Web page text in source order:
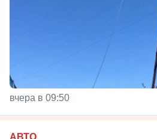
вчера в 09:50
АВТО